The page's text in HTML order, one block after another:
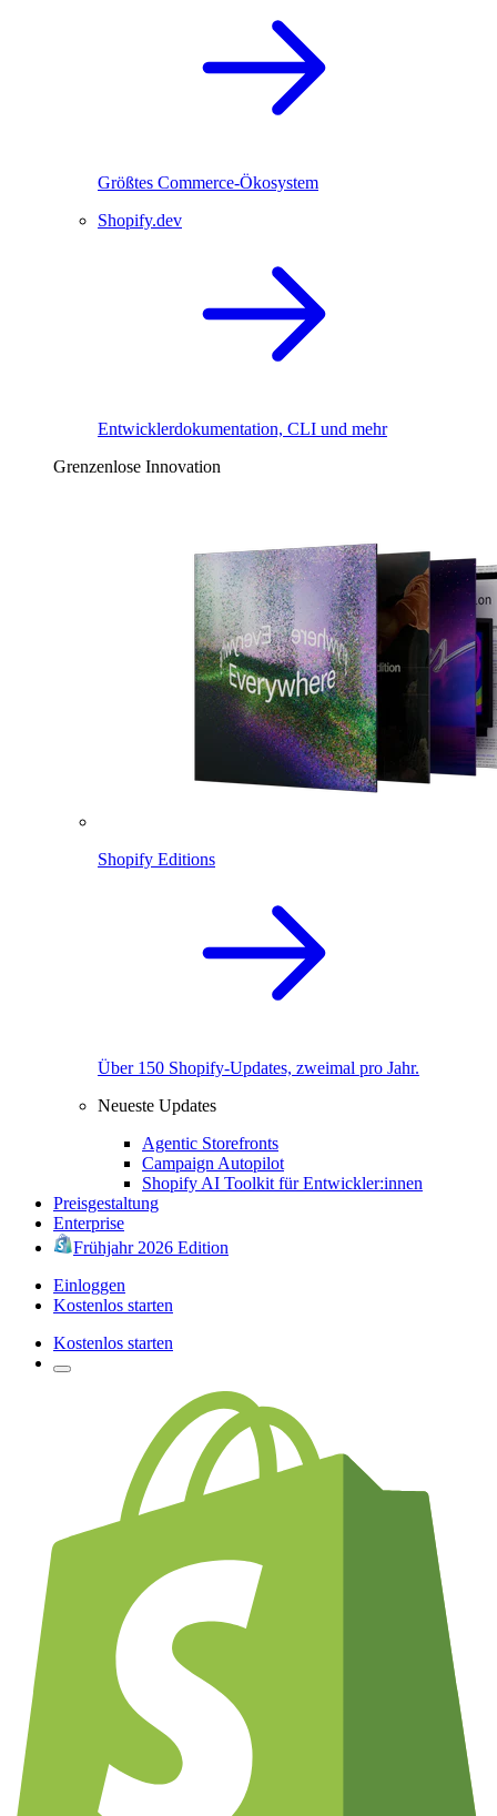
Größtes Commerce-Ökosystem
Shopify.dev
Entwicklerdokumentation, CLI und mehr
Grenzenlose Innovation
Shopify Editions
Über 150 Shopify-Updates, zweimal pro Jahr.
Neueste Updates
Agentic Storefronts
Campaign Autopilot
Shopify AI Toolkit für Entwickler:innen
Preisgestaltung
Enterprise
Frühjahr 2026 Edition
Einloggen
Kostenlos starten
Kostenlos starten